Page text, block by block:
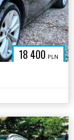
18 400 PLN